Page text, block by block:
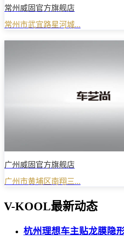
常州威固官方旗舰店
常州市武宜路星河城...
广州威固官方旗舰店
广州市黄埔区南翔三...
V-KOOL最新动态
杭州理想车主贴龙膜隐